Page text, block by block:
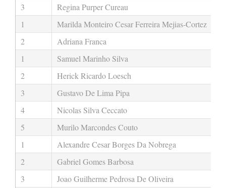
3
Regina Purper Cureau
1
Marilda Monteiro Cesar Ferreira Mejias-Cortez
2
Adriana Franca
1
Samuel Marinho Silva
2
Herick Ricardo Loesch
3
Gustavo De Lima Pipa
4
Nicolas Silva Ceccato
5
Murilo Marcondes Couto
1
Alexandre Cesar Borges Da Nobrega
2
Gabriel Gomes Barbosa
3
Joao Guilherme Pedrosa De Oliveira